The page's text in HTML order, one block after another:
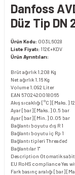
Danfoss
Düz Tip DN
Ürün Kodu: 003L6028
Liste Fiyatı: 112€+KDV
Ürün Ayrıntıları:
Brüt ağırlık 1.208 Kg
Net ağırlık 1.16 Kg
Volume 1.092 Liter
EAN 5702420018065
Akış sıcaklığı [°C] [Maks.]
Ayar [bar] [Maks.] 0.5 bar
Ayar [bar] [Min.] 0.05 bar
Bağlantı boyutu dış R 1
Bağlantı boyutu iç Rp 1
Bağlantı tipleri Threaded
Bağlantılar 1"
Description Otomatik sabit
EU RoHS complianceYes
Fark basınç aralığı [bar]